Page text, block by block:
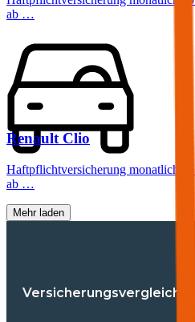
ab …
Renault Clio
Haftpflichtversicherung monatlich ab
ab …
Mehr laden
Versicherungsvergleiche